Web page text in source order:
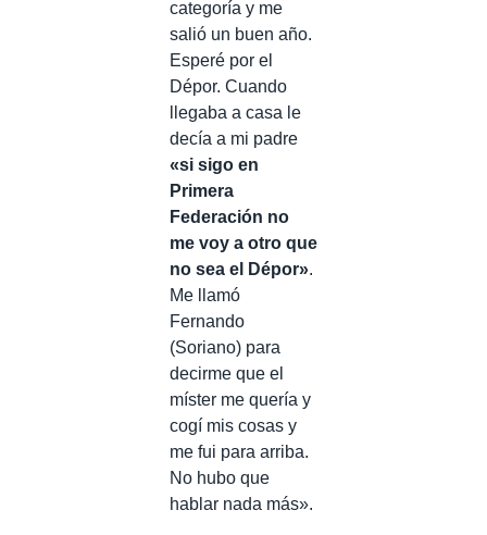
categoría y me
salió un buen año.
Esperé por el
Dépor. Cuando
llegaba a casa le
decía a mi padre
«si sigo en
Primera
Federación no
me voy a otro que
no sea el Dépor».
Me llamó
Fernando
(Soriano) para
decirme que el
míster me quería y
cogí mis cosas y
me fui para arriba.
No hubo que
hablar nada más».